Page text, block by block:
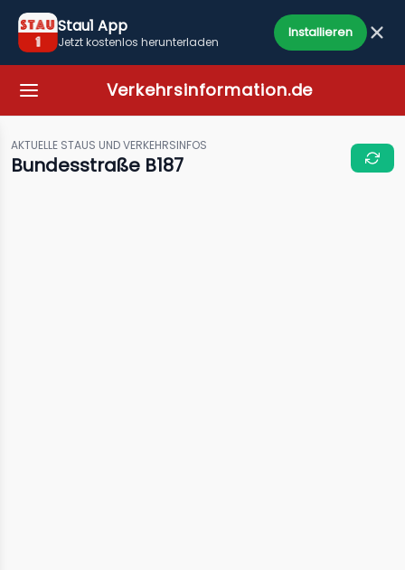
Stau1 App
Jetzt kostenlos herunterladen
Installieren
Verkehrsinformation.de
AKTUELLE STAUS UND VERKEHRSINFOS
Bundesstraße B187